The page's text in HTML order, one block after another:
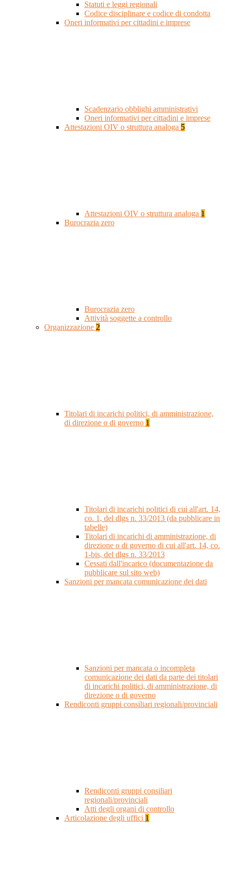
Statuti e leggi regionali
Codice disciplinare e codice di condotta
Oneri informativi per cittadini e imprese
Scadenzario obblighi amministrativi
Oneri informativi per cittadini e imprese
Attestazioni OIV o struttura analoga 5
Attestazioni OIV o struttura analoga 1
Burocrazia zero
Burocrazia zero
Attività soggette a controllo
Organizzazione 2
Titolari di incarichi politici, di amministrazione,
di direzione o di governo 1
Titolari di incarichi politici di cui all'art. 14,
co. 1, del dlgs n. 33/2013 (da pubblicare in
tabelle)
Titolari di incarichi di amministrazione, di
direzione o di governo di cui all'art. 14, co.
1-bis, del dlgs n. 33/2013
Cessati dall'incarico (documentazione da
pubblicare sul sito web)
Sanzioni per mancata comunicazione dei dati
Sanzioni per mancata o incompleta
comunicazione dei dati da parte dei titolari
di incarichi politici, di amministrazione, di
direzione o di governo
Rendiconti gruppi consiliari regionali/provinciali
Rendiconti gruppi consiliari
regionali/provinciali
Atti degli organi di controllo
Articolazione degli uffici 1